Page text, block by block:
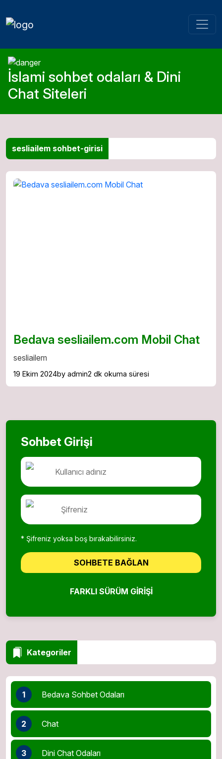
İslami sohbet odaları & Dini
Chat Siteleri
sesliailem sohbet-girisi
Bedava sesliailem.com Mobil Chat
sesliailem
19 Ekim 2024by admin2 dk okuma süresi
Sohbet Girişi
* Şifreniz yoksa boş bırakabilirsiniz.
SOHBETE BAĞLAN
FARKLI SÜRÜM GIRIŞI
Kategoriler
1 Bedava Sohbet Odaları
2 Chat
3 Dini Chat Odaları